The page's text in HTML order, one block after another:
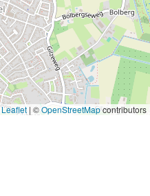
Leaflet | ©OpenStreetMapcontributors